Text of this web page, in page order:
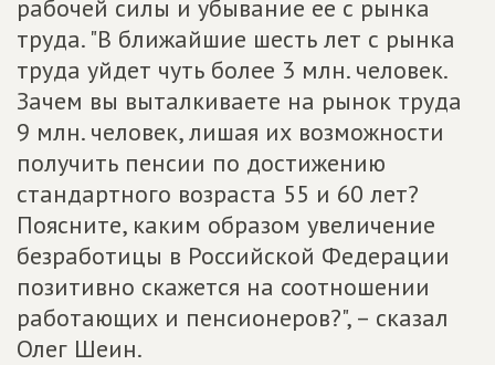
рабочей силы и убывание ее с рынка
труда. "В ближайшие шесть лет с рынка
труда уйдет чуть более 3 млн. человек.
Зачем вы выталкиваете на рынок труда
9 млн. человек, лишая их возможности
получить пенсии по достижению
стандартного возраста 55 и 60 лет?
Поясните, каким образом увеличение
безработицы в Российской Федерации
позитивно скажется на соотношении
работающих и пенсионеров?", – сказал
Олег Шеин.